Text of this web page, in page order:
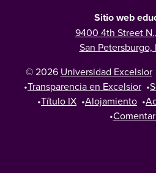
Sitio web
9400 4th Street
San Petersburgo,
© 2026 Universidad Excelsior
•Transparencia en Excelsior •
•Título IX •Alojamiento •
•